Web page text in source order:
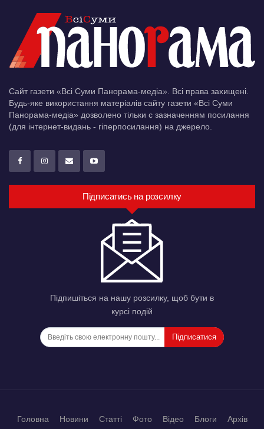
Сайт газети «Всі Суми Панорама-медіа». Всі права захищені.
Будь-яке використання матеріалів сайту газети «Всі Суми
Панорама-медіа» дозволено тільки c зазначенням посилання
(для інтернет-видань - гіперпосилання) на джерело.
Підписатись на розсилку
Підпишіться на нашу розсилку, щоб бути в
курсі подій
Підписатися
Головна Новини Статті Фото Відео Блоги Архів